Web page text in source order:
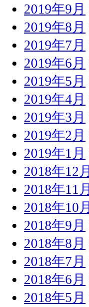
2019年9月
2019年8月
2019年7月
2019年6月
2019年5月
2019年4月
2019年3月
2019年2月
2019年1月
2018年12月
2018年11月
2018年10月
2018年9月
2018年8月
2018年7月
2018年6月
2018年5月